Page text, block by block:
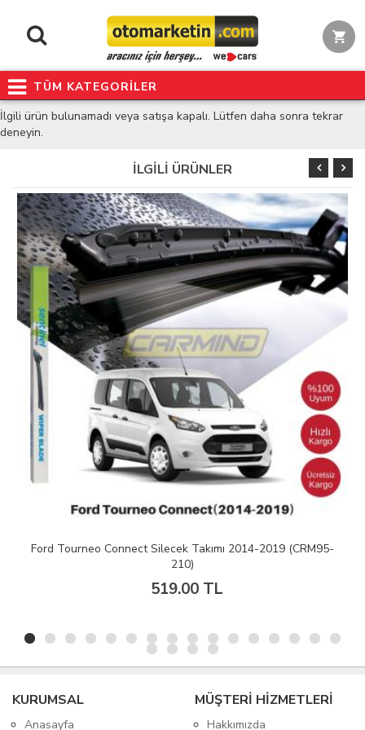
TÜM KATEGORİLER
İlgili ürün bulunamadı veya satışa kapalı. Lütfen daha sonra tekrar
deneyin.
İLGİLİ ÜRÜNLER
Ford Tourneo Connect Silecek Takımı 2014-2019 (CRM95-
210)
519.00 TL
KURUMSAL
Anasayfa
MÜŞTERİ HİZMETLERİ
Hakkımızda